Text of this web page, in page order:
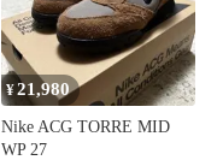
¥21,980
Nike ACG TORRE MID
WP 27